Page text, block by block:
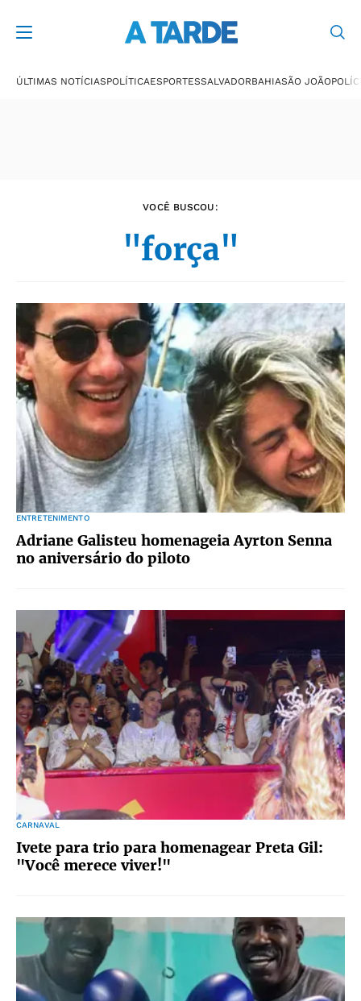
ÚLTIMAS NOTÍCIASPOLÍTICAESPORTESSALVADORBAHIASÃO JOÃO
VOCÊ BUSCOU:
"força"
ENTRETENIMENTO
Adriane Galisteu homenageia Ayrton Senna
no aniversário do piloto
CARNAVAL
Ivete para trio para homenagear Preta Gil:
"Você merece viver!"